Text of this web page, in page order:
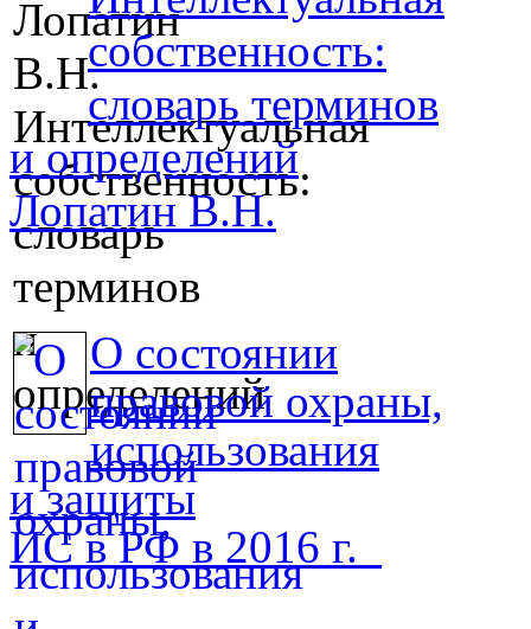
собственность:
словарь терминов
и определений
Лопатин В.Н.
О состоянии
правовой охраны,
использования
и защиты
ИС в РФ в 2016 г.